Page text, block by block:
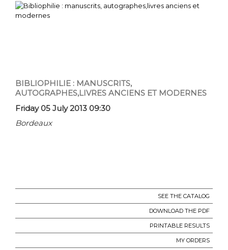
BIBLIOPHILIE : MANUSCRITS,
AUTOGRAPHES,LIVRES ANCIENS ET MODERNES
Friday 05 July 2013 09:30
Bordeaux
SEE THE CATALOG
DOWNLOAD THE PDF
PRINTABLE RESULTS
MY ORDERS